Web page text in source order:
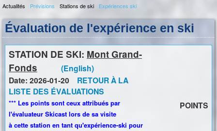
S
T
de
recherche
e
n
Actualités Prévisions Stations de ski Expériences ski
Évaluation de l'expérience en ski
STATION DE SKI: Mont Grand-
Fonds
(English)
Date: 2026-01-20
RETOUR À LA
LISTE DES ÉVALUATIONS
*** Les points sont ceux attribués par
l'évaluateur Skicast lors de sa visite
à cette station en tant qu'expérience-ski pour
POINTS